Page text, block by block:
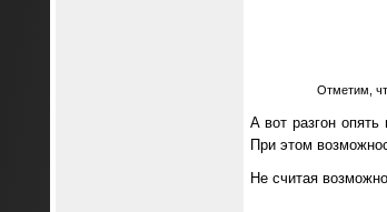
Отметим,
А вот разгон
При этом
Не считая